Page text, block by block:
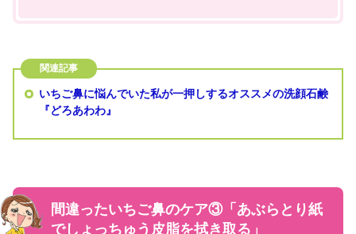
いちご鼻に悩んでいた私が一押しするオススメの洗顔石鹸
『どろあわわ』
間違ったいちご鼻のケア③「あぶらとり紙
でしょっちゅう皮脂を拭き取る」